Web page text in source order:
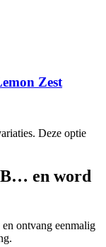
Zest
Deze optie
en word
ontvang eenmalig